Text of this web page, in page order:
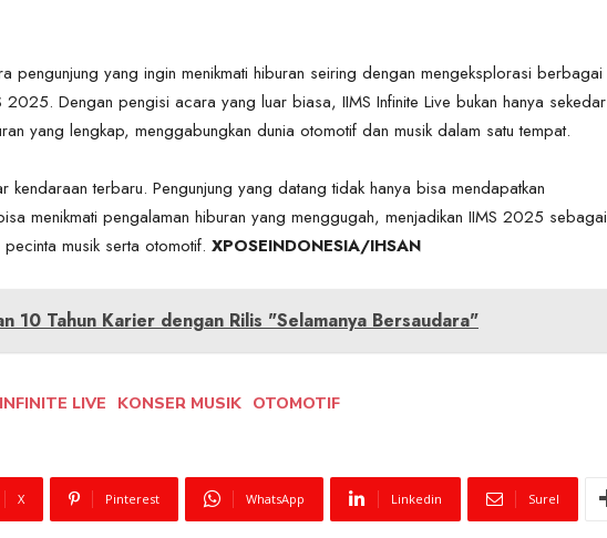
pengunjung yang ingin menikmati hiburan seiring dengan mengeksplorasi berbagai
Dengan pengisi acara yang luar biasa, IIMS Infinite Live bukan hanya sekedar
yang lengkap, menggabungkan dunia otomotif dan musik dalam satu tempat.
terbaru. Pengunjung yang datang tidak hanya bisa mendapatkan
menikmati pengalaman hiburan yang menggugah, menjadikan IIMS 2025 sebagai
musik serta otomotif. XPOSEINDONESIA/IHSAN
10 Tahun Karier dengan Rilis "Selamanya Bersaudara"
LIVE KONSER MUSIK OTOMOTIF
X Pinterest WhatsApp Linkedin Surel